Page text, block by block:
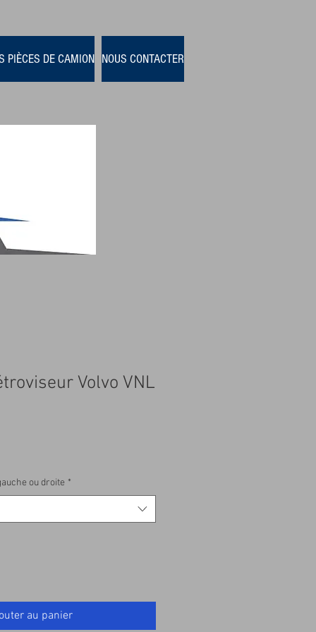
PIÈCES DE CAMION NOUS CONTACTER
Volvo VNL
ou droite *
au panier